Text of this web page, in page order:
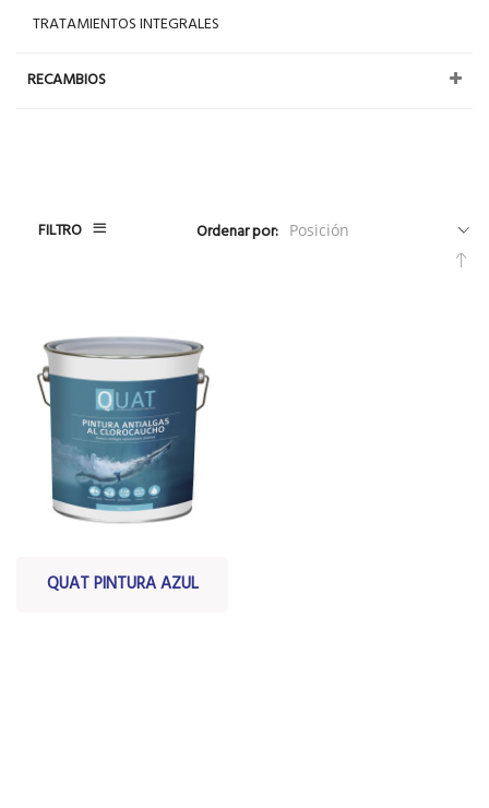
FILTRO
Ordenar por:
QUAT PINTURA AZUL
TRATAMIENTOS INTEGRALES
RECAMBIOS